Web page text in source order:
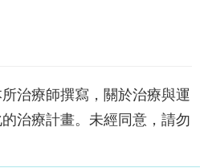
治療師撰寫，關於治療與運
治療計畫。未經同意，請勿